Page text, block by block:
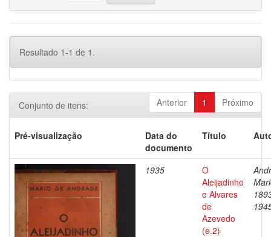
Resultado 1-1 de 1.
Anterior 1 Próximo
Conjunto de itens:
Pré-visualização
Data do
documento
Título
1935
O
Aleijadinho
e Alvares
de
Azevedo
(e.2)